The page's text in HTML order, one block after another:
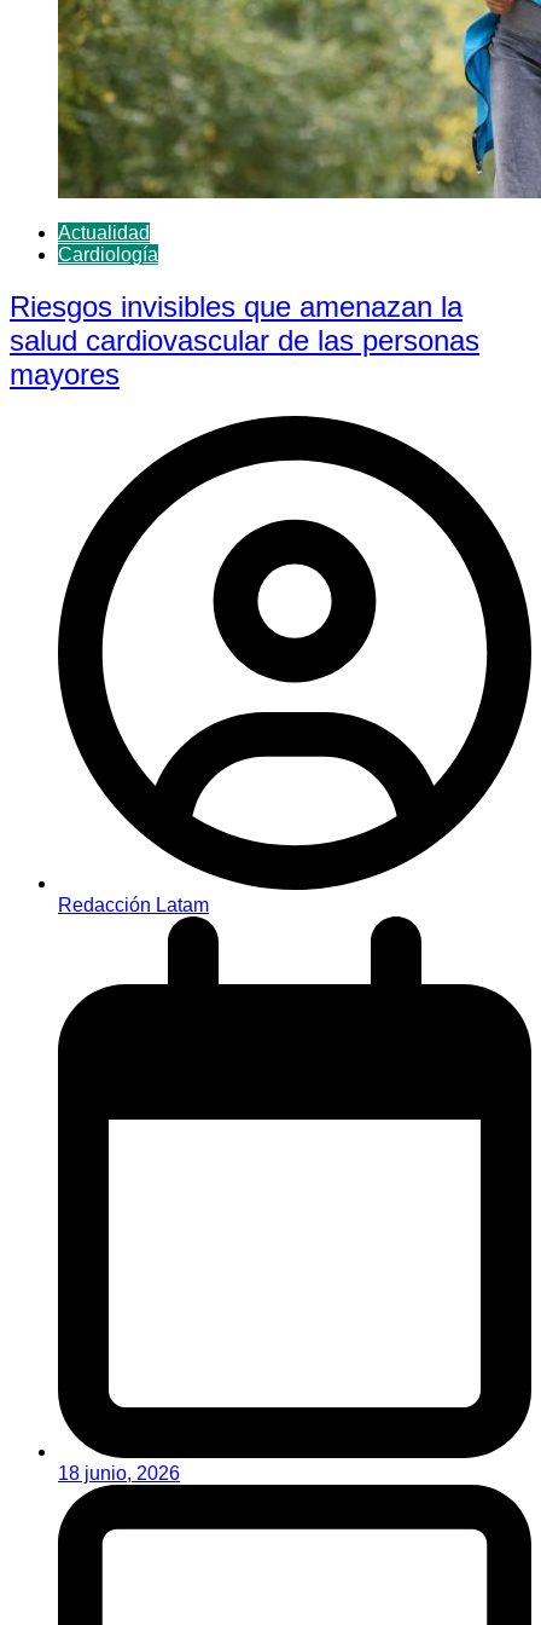
Actualidad
Cardiología
Riesgos invisibles que amenazan la
salud cardiovascular de las personas
mayores
Redacción Latam
18 junio, 2026